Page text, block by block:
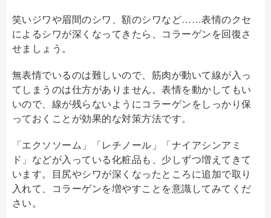
笑いジワや眉間のシワ、額のシワなど……表情のクセ
によるシワが深くなってきたら、コラーゲンを回復さ
せましょう。
無表情でいるのは難しいので、筋肉が動いて線が入っ
てしまうのは仕方がありません。表情を動かしてもい
いので、線が残らないようにコラーゲンをしっかり保
っておくことが効果的な対策方法です。
「エクソソーム」「レチノール」「ナイアシンアミ
ド」などが入っている化粧品も、少しずつ増えてきて
います。目尻やシワが深くなったところに追加で取り
入れて、コラーゲンを増やすことを意識してみてくだ
さい。